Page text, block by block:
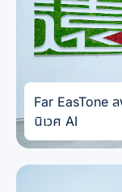
Far EasTone
นิเวศ AI